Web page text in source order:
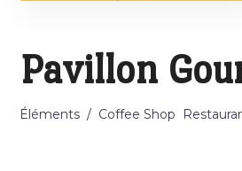
Pavillon
Éléments / Coffee Shop